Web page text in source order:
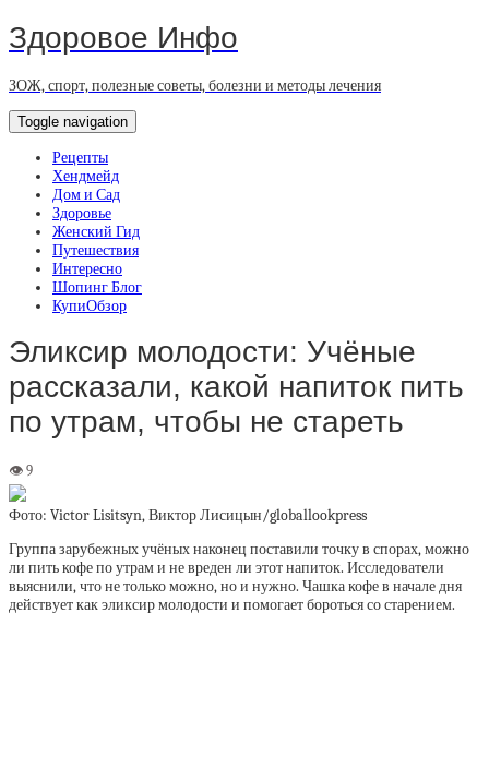
Здоровое Инфо
ЗОЖ, спорт, полезные советы, болезни и методы лечения
Toggle navigation
Рецепты
Хендмейд
Дом и Сад
Здоровье
Женский Гид
Путешествия
Интересно
Шопинг Блог
КупиОбзор
Эликсир молодости: Учёные
рассказали, какой напиток пить
по утрам, чтобы не стареть
Фото: Victor Lisitsyn, Виктор Лисицын/globallookpress
Группа зарубежных учёных наконец поставили точку в спорах, можно
ли пить кофе по утрам и не вреден ли этот напиток. Исследователи
выяснили, что не только можно, но и нужно. Чашка кофе в начале дня
действует как эликсир молодости и помогает бороться со старением.